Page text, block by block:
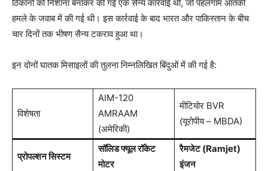
ठिकानों को निशाना बनाकर की गई एक सैन्य कार्रवाई थी, जो पहलगाम आतंकी
हमले के जवाब में की गई थी। इस कार्रवाई के बाद भारत और पाकिस्तान के बीच
चार दिनों तक भीषण सैन्य टकराव हुआ था।
इन दोनों घातक मिसाइलों की तुलना निम्नलिखित बिंदुओं में की गई है:
विशेषता
AIM-120
AMRAAM
(अमेरिकी)
मीटियोर BVR
(यूरोपीय – MBDA)
प्रोपल्शन सिस्टम
सॉलिड फ्यूल रॉकेट
मोटर
रैमजेट (Ramjet)
इंजन